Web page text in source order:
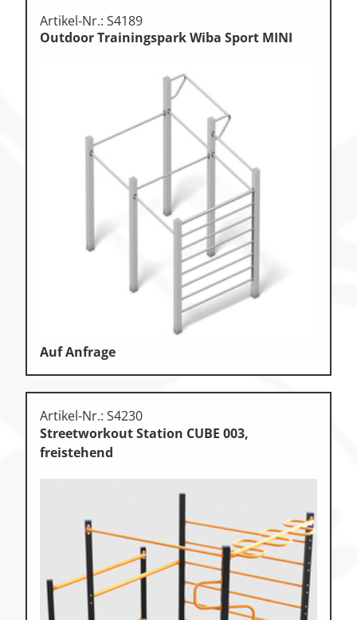
Artikel-Nr.: S4189
Outdoor Trainingspark Wiba Sport MINI
Auf Anfrage
Artikel-Nr.: S4230
Streetworkout Station CUBE 003,
freistehend